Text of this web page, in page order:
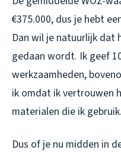
€375.000, dus je hebt
Dan wil je natuurlijk
gedaan wordt. Ik geef
werkzaamheden,
ik omdat ik vertrouwen
materialen die ik gebruik.
Dus of je nu midden in